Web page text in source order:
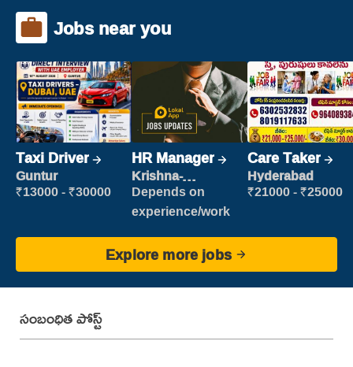
Jobs near you
Taxi Driver
Guntur
₹13000 - ₹30000
HR Manager
Krishna-
vijayawada
Depends on
experience/work
Care Taker
Hyderabad
₹21000 - ₹25000
Explore more jobs
సంబంధిత పోస్ట్